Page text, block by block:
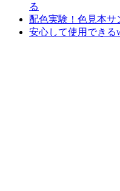
る
配色実験！色見本サ
安心して使用できる